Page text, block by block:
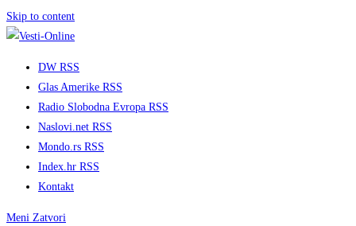
Skip to content
DW RSS
Glas Amerike RSS
Radio Slobodna Evropa RSS
Naslovi.net RSS
Mondo.rs RSS
Index.hr RSS
Kontakt
Meni Zatvori